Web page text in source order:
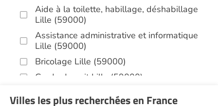
Aide à la toilette, habillage, déshabillage
Lille (59000)
Assistance administrative et informatique
Lille (59000)
Bricolage Lille (59000)
Garde de nuit Lille (59000)
Villes les plus recherchées en France